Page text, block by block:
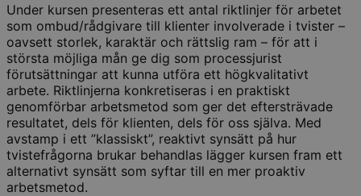
Under kursen presenteras ett antal riktlinjer för arbetet
som ombud/rådgivare till klienter involverade i tvister –
oavsett storlek, karaktär och rättslig ram – för att i
största möjliga mån ge dig som processjurist
förutsättningar att kunna utföra ett högkvalitativt
arbete. Riktlinjerna konkretiseras i en praktiskt
genomförbar arbetsmetod som ger det eftersträvade
resultatet, dels för klienten, dels för oss själva. Med
avstamp i ett ”klassiskt”, reaktivt synsätt på hur
tvistefrågorna brukar behandlas lägger kursen fram ett
alternativt synsätt som syftar till en mer proaktiv
arbetsmetod.